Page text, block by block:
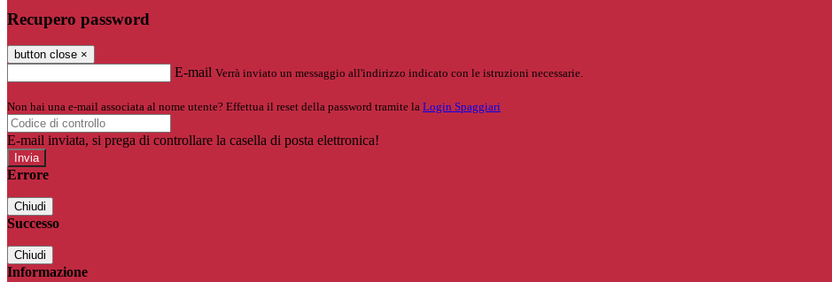
Recupero password
button close ×
E-mail Verrà inviato un messaggio all'indirizzo indicato con le istruzioni necessarie.
Non hai una e-mail associata al nome utente? Effettua il reset della password tramite la Login Spaggiari
E-mail inviata, si prega di controllare la casella di posta elettronica!
Errore
Chiudi
Successo
Chiudi
Informazione